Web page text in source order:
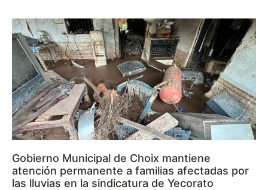
Gobierno Municipal de Choix mantiene
atención permanente a familias afectadas por
las lluvias en la sindicatura de Yecorato